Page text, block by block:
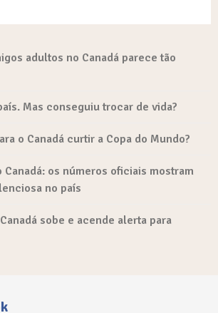
adultos no Canadá parece tão
Mas conseguiu trocar de vida?
o Canadá curtir a Copa do Mundo?
Canadá: os números oficiais mostram
no país
sobe e acende alerta para